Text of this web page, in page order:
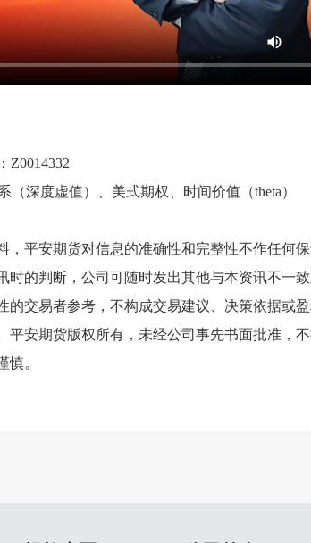
Z0014332
深度虚值）、美式期权、时间价值（theta）
，平安期货对信息的准确性和完整性不作任何
时的判断，公司可随时发出其他与本资讯不一
的交易者参考，不构成交易建议、决策依据或
平安期货版权所有，未经公司事先书面批准，
慎。